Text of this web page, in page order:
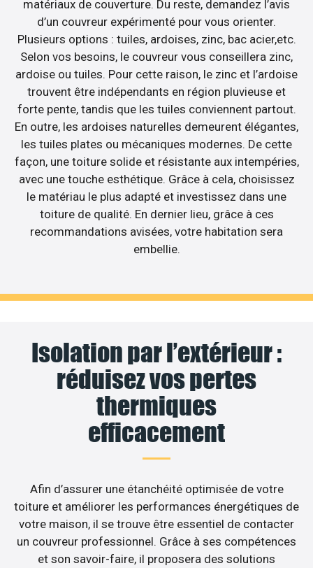
matériaux de couverture. Du reste, demandez l’avis
d’un couvreur expérimenté pour vous orienter.
Plusieurs options : tuiles, ardoises, zinc, bac acier,etc.
Selon vos besoins, le couvreur vous conseillera zinc,
ardoise ou tuiles. Pour cette raison, le zinc et l’ardoise
trouvent être indépendants en région pluvieuse et
forte pente, tandis que les tuiles conviennent partout.
En outre, les ardoises naturelles demeurent élégantes,
les tuiles plates ou mécaniques modernes. De cette
façon, une toiture solide et résistante aux intempéries,
avec une touche esthétique. Grâce à cela, choisissez
le matériau le plus adapté et investissez dans une
toiture de qualité. En dernier lieu, grâce à ces
recommandations avisées, votre habitation sera
embellie.
Isolation par l’extérieur :
réduisez vos pertes
thermiques
efficacement
Afin d’assurer une étanchéité optimisée de votre
toiture et améliorer les performances énergétiques de
votre maison, il se trouve être essentiel de contacter
un couvreur professionnel. Grâce à ses compétences
et son savoir-faire, il proposera des solutions